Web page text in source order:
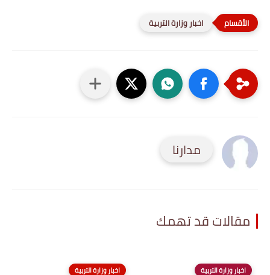
اخبار وزارة التربية
مدارنا
مقالات قد تهمك
اخبار وزارة التربية اخبار وزارة التربية